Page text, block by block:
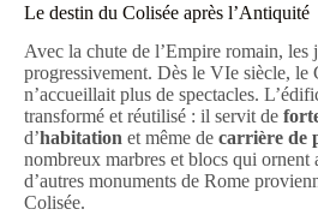
Le destin du Colisée après l’Antiquité
Avec la chute de l’Empire romain, les
progressivement. Dès le VIe siècle, le
n’accueillait plus de spectacles.
transformé et réutilisé : il servit de
d’habitation et même de carrière de
nombreux marbres et blocs qui ornent
d’autres monuments de Rome
Colisée.